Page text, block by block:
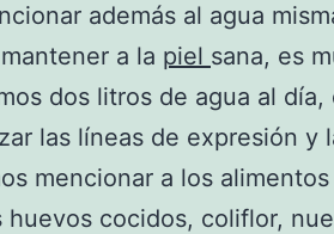
además al agua
a la piel sana, es
dos litros de agua al día,
las líneas de expresión y
mencionar a los
cocidos, coliflor,